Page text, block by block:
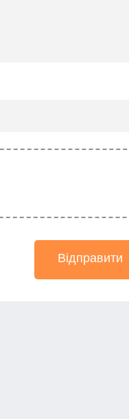
Відправити